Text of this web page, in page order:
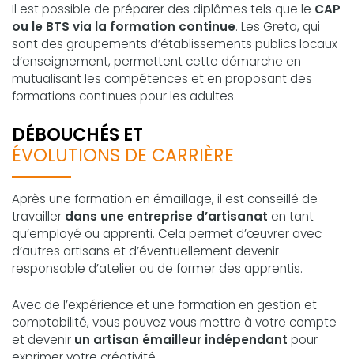
Il est possible de préparer des diplômes tels que le CAP
ou le BTS via la formation continue. Les Greta, qui
sont des groupements d’établissements publics locaux
d’enseignement, permettent cette démarche en
mutualisant les compétences et en proposant des
formations continues pour les adultes.
DÉBOUCHÉS ET
ÉVOLUTIONS DE CARRIÈRE
Après une formation en émaillage, il est conseillé de
travailler dans une entreprise d’artisanat en tant
qu’employé ou apprenti. Cela permet d’œuvrer avec
d’autres artisans et d’éventuellement devenir
responsable d’atelier ou de former des apprentis.
Avec de l’expérience et une formation en gestion et
comptabilité, vous pouvez vous mettre à votre compte
et devenir un artisan émailleur indépendant pour